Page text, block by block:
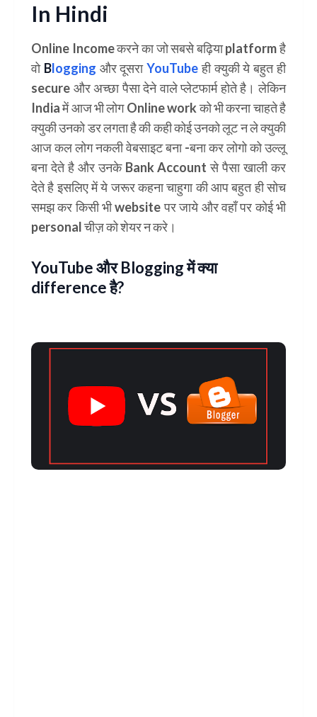
In Hindi
Online Incomeकरने का जो सबसे बढ़िया platform है
वो Blogging और दूसराYouTubeही क्युकी ये बहुत ही
secure और अच्छा पैसा देने वाले प्लेटफार्म होते है। लेकिन
India में आज भी लोग Online work को भी करना चाहते है
क्युकी उनको डर लगता है की कही कोई उनको लूट न ले क्युकी
आज कल लोग नकली वेबसाइट बना -बना कर लोगो को उल्लू
बना देते है और उनके Bank Account से पैसा खाली कर
देते है इसलिए में ये जरूर कहना चाहुगा की आप बहुत ही सोच
समझ कर किसी भी website पर जाये और वहाँ पर कोई भी
personal चीज़ को शेयर न करे।
YouTube और Blogging में क्या
difference है?